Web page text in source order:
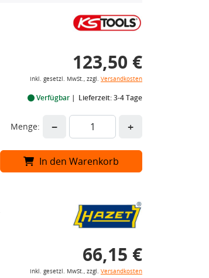
123,50 €
inkl. gesetzl. MwSt., zzgl. Versandkosten
Verfügbar Lieferzeit: 3-4 Tage
Menge: − +
In den Warenkorb
66,15 €
inkl. gesetzl. MwSt., zzgl. Versandkosten